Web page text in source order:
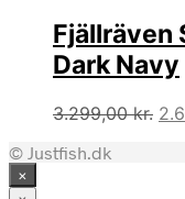
Fjällräven
Dark Navy
3.299,00kr.
© Justfish.dk
×